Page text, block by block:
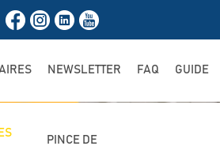
NEWSLETTER FAQ GUIDE
PINCE DE